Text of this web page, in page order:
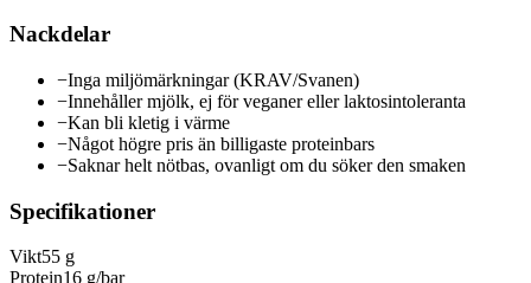
Nackdelar
−Inga miljömärkningar (KRAV/Svanen)
−Innehåller mjölk, ej för veganer eller laktosintoleranta
−Kan bli kletig i värme
−Något högre pris än billigaste proteinbars
−Saknar helt nötbas, ovanligt om du söker den smaken
Specifikationer
Vikt55 g
Protein16 g/bar